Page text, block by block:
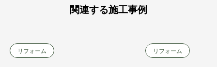
関連する施工事例
リフォーム リフォーム